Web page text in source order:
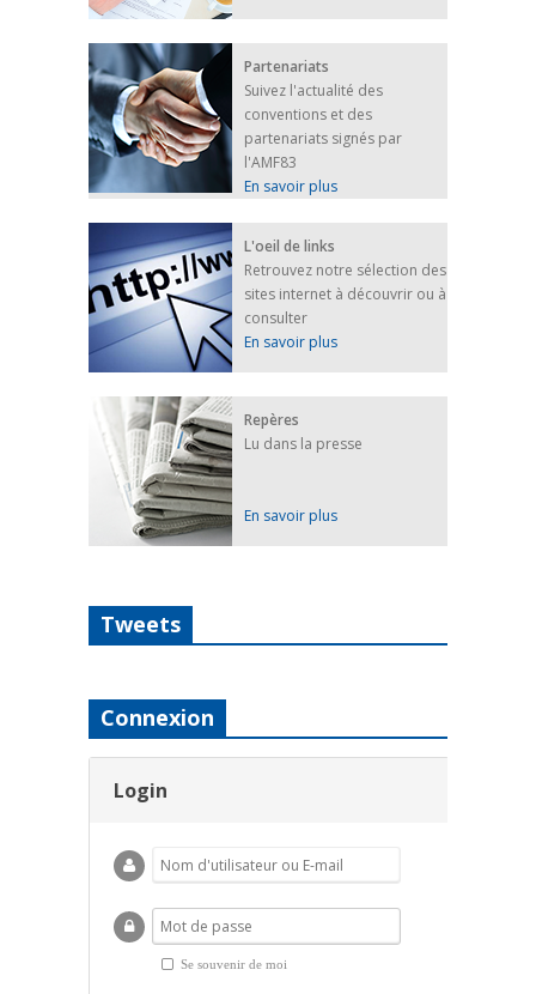
Partenariats
Suivez l'actualité des
conventions et des
partenariats signés par
l'AMF83
En savoir plus
L'oeil de links
Retrouvez notre sélection des
sites internet à découvrir ou à
consulter
En savoir plus
Repères
Lu dans la presse
En savoir plus
Tweets
Connexion
Login
Se souvenir de moi